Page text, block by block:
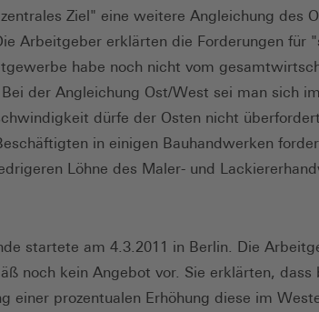
Ziel" eine weitere Angleichung des
Arbeitgeber erklärten die Forderungen für
habe noch nicht vom
der Angleichung Ost/West sei man sich
dürfe der Osten nicht
in einigen Bauhandwerken
Löhne des Maler- und
startete am 4.3.2011 in Berlin. Die
noch kein Angebot vor. Sie erklärten, dass
einer prozentualen Erhöhung diese im